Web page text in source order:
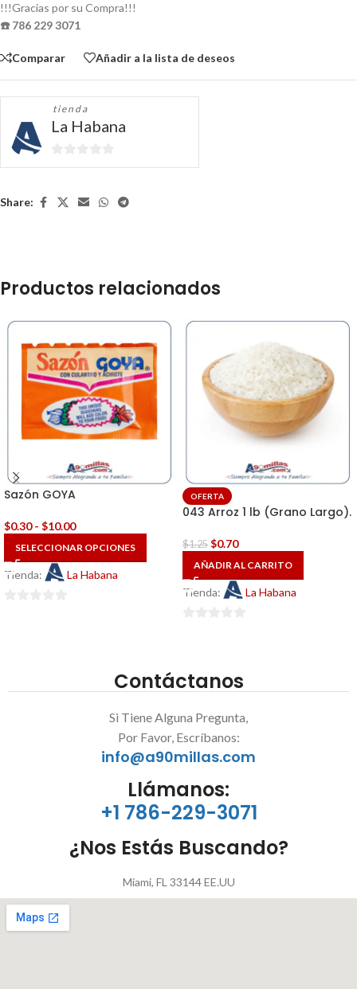
!!!Gracias por su Compra!!!
☎️ 786 229 3071
Comparar Añadir a la lista de deseos
tienda
La Habana
0
Share:
Productos relacionados
Sazón GOYA
$0.30 - $10.00
SELECCIONAR OPCIONES
Tienda: La Habana
OFERTA
043 Arroz 1 lb (Grano Largo).
$1.25 $0.70
AÑADIR AL CARRITO
Tienda: La Habana
Contáctanos
Si Tiene Alguna Pregunta,
Por Favor, Escríbanos:
info@a90millas.com
Llámanos:
+1 786-229-3071
¿Nos Estás Buscando?
Miami, FL 33144 EE.UU